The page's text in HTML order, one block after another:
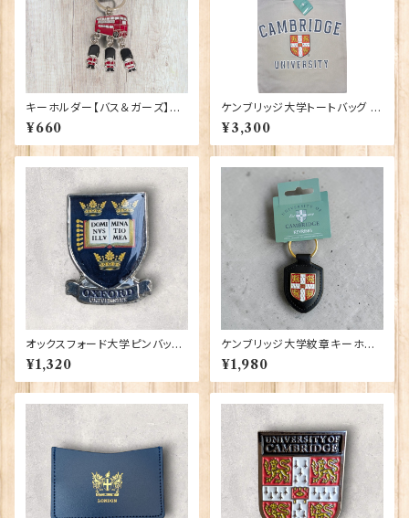
キーホルダー【バス＆ガーズ】A&
S Gift 90425
¥660
ケンブリッジ大学トートバッグ El
gate Products 90411
¥3,300
オックスフォード大学ピンバッ
ジ Elgate Products 90404
¥1,320
ケンブリッジ大学紋章キーホル
ダー Elgate Products 9041
2（79438）
¥1,980